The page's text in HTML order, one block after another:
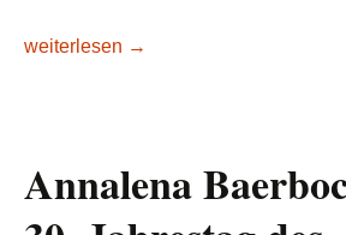
Kann der neue Gesandte der AU für
weiterlesen →
Annalena